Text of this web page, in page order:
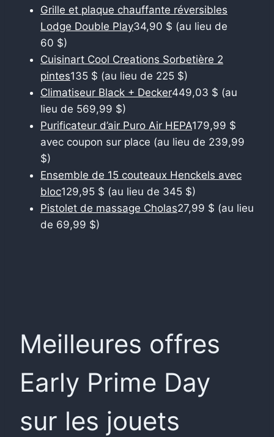
Grille et plaque chauffante réversibles
Lodge Double Play34,90 $ (au lieu de
60 $)
Cuisinart Cool Creations Sorbetière 2
pintes135 $ (au lieu de 225 $)
Climatiseur Black + Decker449,03 $ (au
lieu de 569,99 $)
Purificateur d’air Puro Air HEPA179,99 $
avec coupon sur place (au lieu de 239,99
$)
Ensemble de 15 couteaux Henckels avec
bloc129,95 $ (au lieu de 345 $)
Pistolet de massage Cholas27,99 $ (au lieu
de 69,99 $)
Meilleures offres
Early Prime Day
sur les jouets